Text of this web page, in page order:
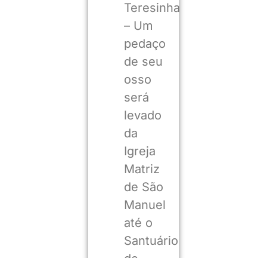
Teresinha
– Um
pedaço
de seu
osso
será
levado
da
Igreja
Matriz
de São
Manuel
até o
Santuário